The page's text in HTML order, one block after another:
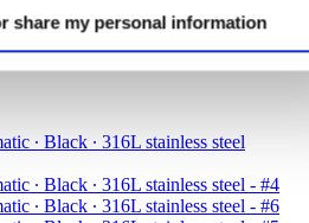
share my personal information
сталь 316L